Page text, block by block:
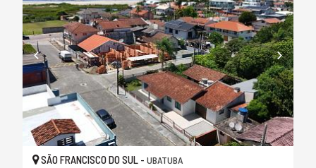
SÃO FRANCISCO DO SUL - UBATUBA